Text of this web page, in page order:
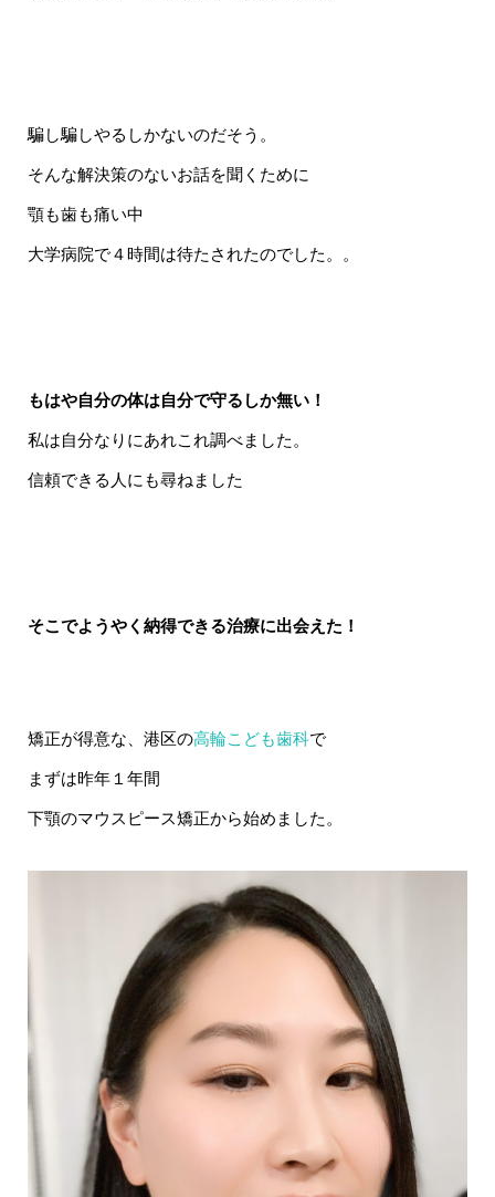
騙し騙しやるしかないのだそう。
そんな解決策のないお話を聞くために
顎も歯も痛い中
大学病院で４時間は待たされたのでした。。
もはや自分の体は自分で守るしか無い！
私は自分なりにあれこれ調べました。
信頼できる人にも尋ねました
そこでようやく納得できる治療に出会えた！
矯正が得意な、港区の高輪こども歯科で
まずは昨年１年間
下顎のマウスピース矯正から始めました。